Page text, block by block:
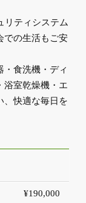
リティシステム
での生活もご安
・食洗機・ディ
浴室乾燥機・エ
、快適な毎日を
¥190,000